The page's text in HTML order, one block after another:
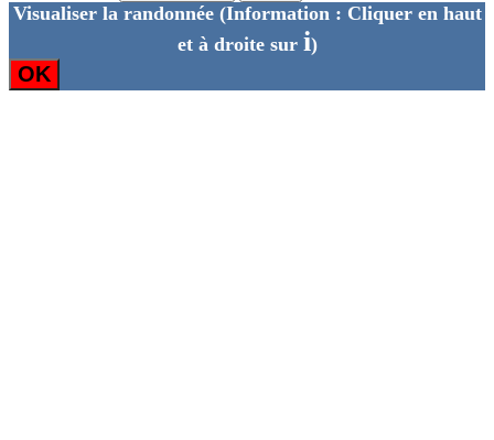
Visualiser la randonnée(Information : Cliquer en haut
et à droite sur i)
OK